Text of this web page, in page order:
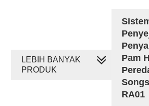
Pam
RA01
LEBIH BANYAK
PRODUK